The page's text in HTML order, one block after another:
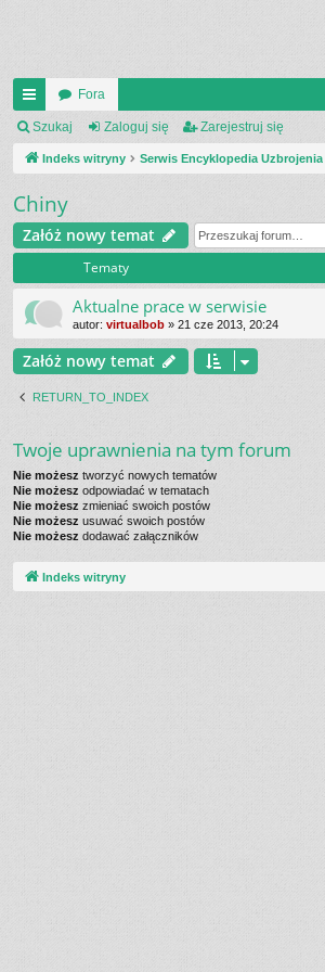
UI
C
K
_L
IN
K
S
Fora
Szukaj Zaloguj się Zarejestruj się
Indeks witryny Serwis Encyklopedia Uzbrojenia
Chiny
Załóż nowy temat
Tematy
Aktualne prace w serwisie
autor: virtualbob » 21 cze 2013, 20:24
Załóż nowy temat
RETURN_TO_INDEX
Twoje uprawnienia na tym forum
Nie możesz tworzyć nowych tematów
Nie możesz odpowiadać w tematach
Nie możesz zmieniać swoich postów
Nie możesz usuwać swoich postów
Nie możesz dodawać załączników
Indeks witryny